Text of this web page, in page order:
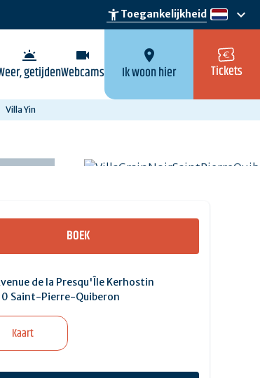
accessibility_newToegankelijkheid nl
keyboard_arrow_down
wb_twilight
getijden
videocam
Webcams
location_on
Ik woon hier Tickets
Villa Yin
BOEK
de la Presqu'Île Kerhostin
Saint-Pierre-Quiberon
Kaart